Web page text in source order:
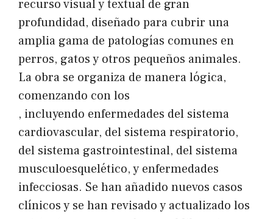
recurso visual y textual de gran
profundidad, diseñado para cubrir una
amplia gama de patologías comunes en
perros, gatos y otros pequeños animales.
La obra se organiza de manera lógica,
comenzando con los
, incluyendo enfermedades del sistema
cardiovascular, del sistema respiratorio,
del sistema gastrointestinal, del sistema
musculoesquelético, y enfermedades
infecciosas. Se han añadido nuevos casos
clínicos y se han revisado y actualizado los